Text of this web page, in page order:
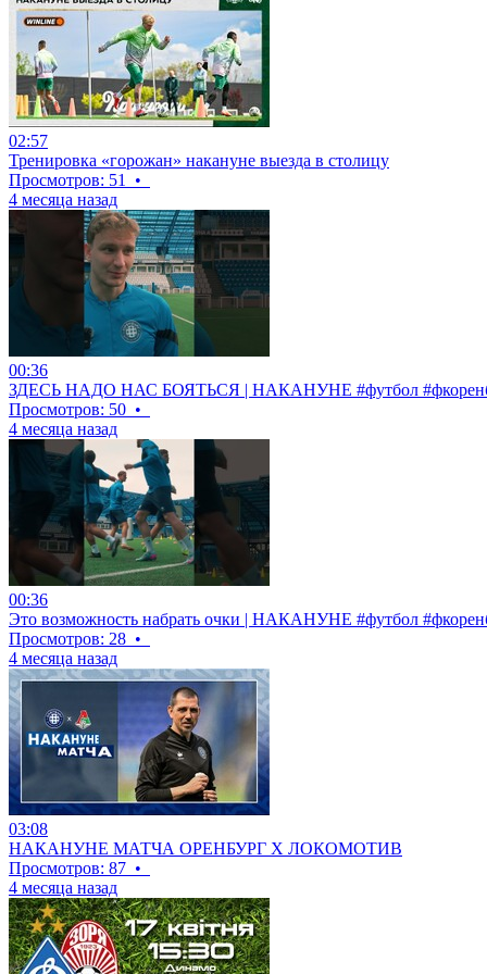
02:57
Тренировка «горожан» накануне выезда в столицу
Просмотров: 51
•
4 месяца назад
00:36
ЗДЕСЬ НАДО НАС БОЯТЬСЯ | НАКАНУНЕ #футбол
Просмотров: 50 •
4 месяца назад
00:36
Это возможность набрать очки | НАКАНУНЕ #футбол
Просмотров: 28 •
4 месяца назад
03:08
НАКАНУНЕ МАТЧА ОРЕНБУРГ Х ЛОКОМОТИВ
Просмотров: 87 •
4 месяца назад